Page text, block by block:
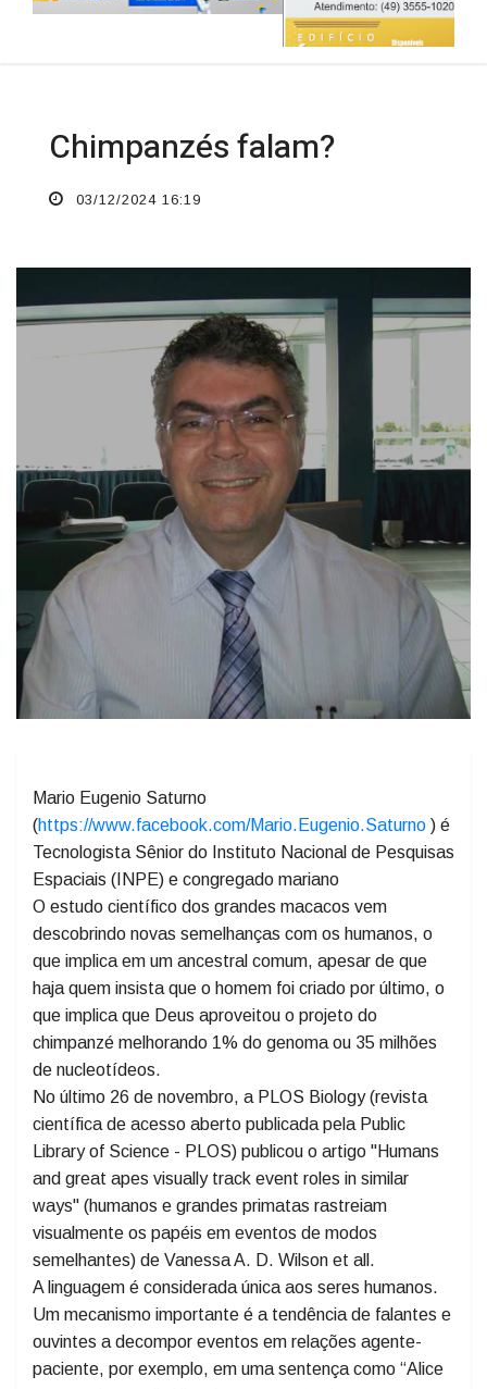
Mario Eugenio Saturno
(https://www.facebook.com/Mario.Eugenio.Saturno
Tecnologista Sênior do Instituto Nacional de Pesquisas
Espaciais (INPE) e congregado mariano
O estudo científico dos grandes macacos vem
descobrindo novas semelhanças com os humanos, o
que implica em um ancestral comum, apesar de que
haja quem insista que o homem foi criado por último, o
que implica que Deus aproveitou o projeto do
chimpanzé melhorando 1% do genoma ou 35 milhões
de nucleotídeos.
No último 26 de novembro, a PLOS Biology (revista
científica de acesso aberto publicada pela Public
Library of Science - PLOS) publicou o artigo "Humans
and great apes visually track event roles in similar
ways" (humanos e grandes primatas rastreiam
visualmente os papéis em eventos de modos
semelhantes) de Vanessa A. D. Wilson et all.
A linguagem é considerada única aos seres humanos.